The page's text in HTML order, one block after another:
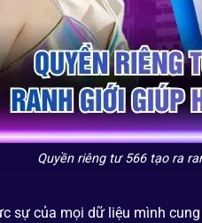
Quyền riêng tư 566 tạo ra
sự của mọi dữ liệu mình